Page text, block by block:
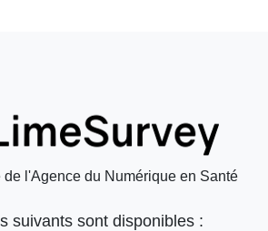
l'Agence du Numérique en Santé
suivants sont disponibles :